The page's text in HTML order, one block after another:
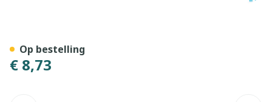
€ 8,73
Op bestelling